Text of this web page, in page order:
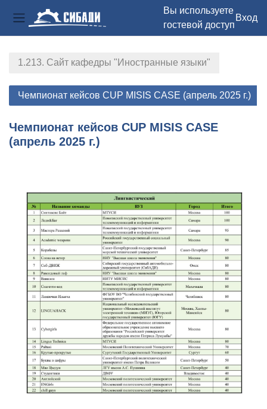
Боковая панель
Вы используете
гостевой доступ
Вход
1.213. Сайт кафедры "Иностранные языки"
Чемпионат кейсов CUP MISIS CASE (апрель 2025 г.)
Чемпионат кейсов CUP MISIS CASE
(апрель 2025 г.)